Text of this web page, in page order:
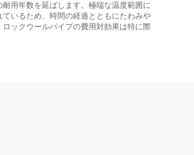
用年数を延ばします。極端な温度範囲に
いるため、時間の経過とともにたわみや
ックウールパイプの費用対効果は特に際